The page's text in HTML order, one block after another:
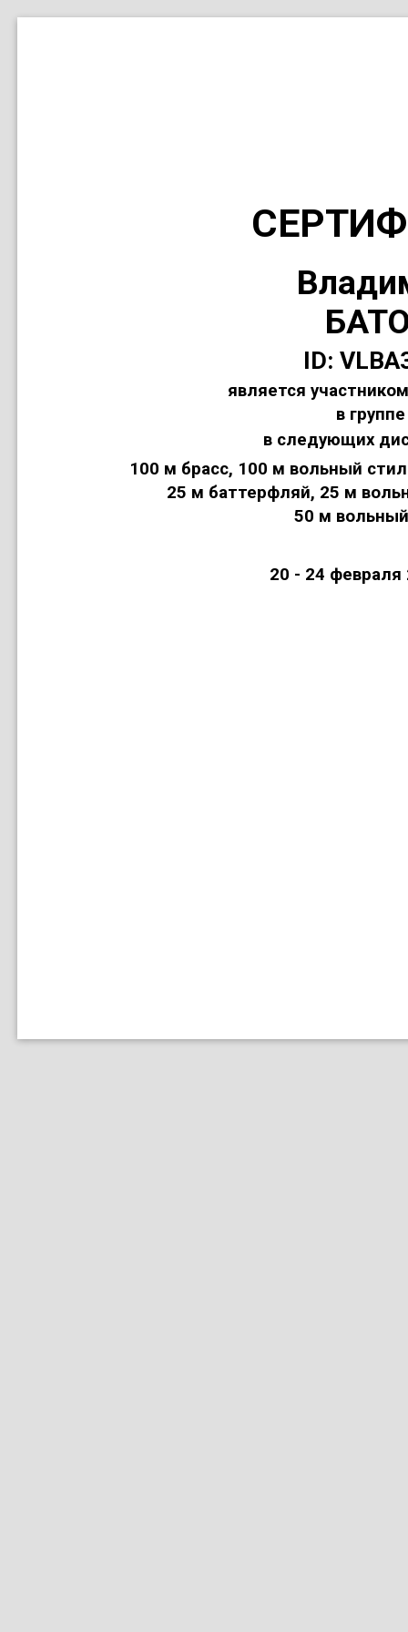
ID:
является
в
в следующих
100 м брасс, 100 м вольный
25 м баттерфляй, 25 м
50 м
20 - 24 февраля